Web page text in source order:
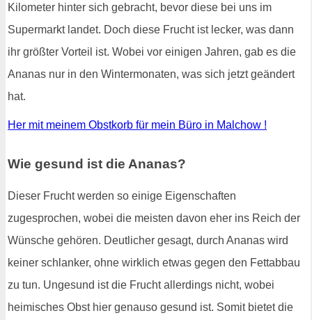
Kilometer hinter sich gebracht, bevor diese bei uns im
Supermarkt landet. Doch diese Frucht ist lecker, was dann
ihr größter Vorteil ist. Wobei vor einigen Jahren, gab es die
Ananas nur in den Wintermonaten, was sich jetzt geändert
hat.
Her mit meinem Obstkorb für mein Büro in Malchow !
Wie gesund ist die Ananas?
Dieser Frucht werden so einige Eigenschaften
zugesprochen, wobei die meisten davon eher ins Reich der
Wünsche gehören. Deutlicher gesagt, durch Ananas wird
keiner schlanker, ohne wirklich etwas gegen den Fettabbau
zu tun. Ungesund ist die Frucht allerdings nicht, wobei
heimisches Obst hier genauso gesund ist. Somit bietet die